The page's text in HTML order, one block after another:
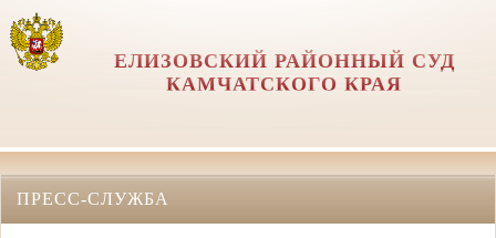
ЕЛИЗОВСКИЙ РАЙОННЫЙ СУД
КАМЧАТСКОГО КРАЯ
ПРЕСС-СЛУЖБА